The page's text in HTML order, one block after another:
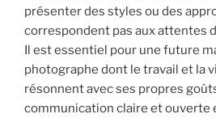
présenter des styles ou des
correspondent pas aux attentes
Il est essentiel pour une future
photographe dont le travail et la
résonnent avec ses propres
communication claire et ouverte